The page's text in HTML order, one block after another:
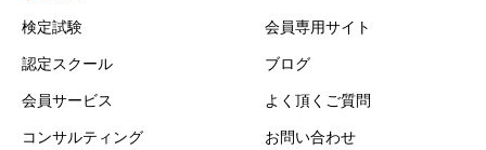
検定試験
認定スクール
会員サービス
コンサルティング
会員専用サイト
ブログ
よく頂くご質問
お問い合わせ